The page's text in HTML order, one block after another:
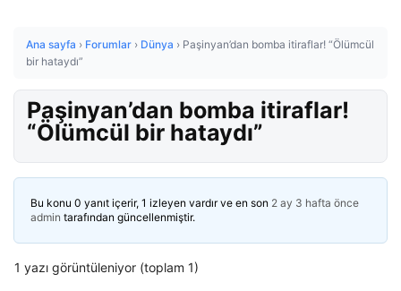
Ana sayfa › Forumlar › Dünya › Paşinyan’dan bomba itiraflar! “Ölümcül
bir hataydı”
Paşinyan’dan bomba itiraflar!
“Ölümcül bir hataydı”
Bu konu 0 yanıt içerir, 1 izleyen vardır ve en son 2 ay 3 hafta önce
admin tarafından güncellenmiştir.
1 yazı görüntüleniyor (toplam 1)